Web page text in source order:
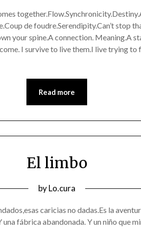
27/05/2016
de foudre.Serendipity.Can’t stop
your spine.A connection. Meaning.A
I survive to live them.I live trying
Read more
El limbo
Posted
05/05/2016
byLo.cura
caricias no dadas.Es la
una fábrica abandonada. Y un niño que